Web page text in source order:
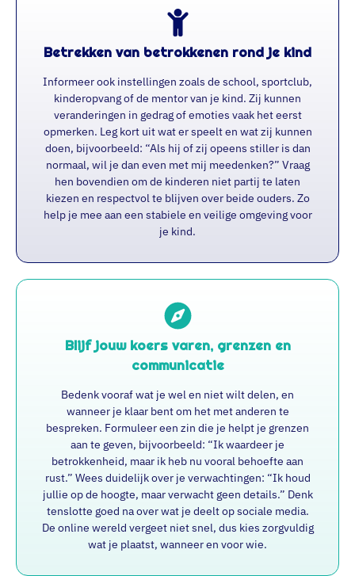
Betrekken van betrokkenen rond je kind
Informeer ook instellingen zoals de school, sportclub,
kinderopvang of de mentor van je kind. Zij kunnen
veranderingen in gedrag of emoties vaak het eerst
opmerken. Leg kort uit wat er speelt en wat zij kunnen
doen, bijvoorbeeld: “Als hij of zij opeens stiller is dan
normaal, wil je dan even met mij meedenken?” Vraag
hen bovendien om de kinderen niet partij te laten
kiezen en respectvol te blijven over beide ouders. Zo
help je mee aan een stabiele en veilige omgeving voor
je kind.
Blijf jouw koers varen, grenzen en
communicatie
Bedenk vooraf wat je wel en niet wilt delen, en
wanneer je klaar bent om het met anderen te
bespreken. Formuleer een zin die je helpt je grenzen
aan te geven, bijvoorbeeld: “Ik waardeer je
betrokkenheid, maar ik heb nu vooral behoefte aan
rust.” Wees duidelijk over je verwachtingen: “Ik houd
jullie op de hoogte, maar verwacht geen details.” Denk
tenslotte goed na over wat je deelt op sociale media.
De online wereld vergeet niet snel, dus kies zorgvuldig
wat je plaatst, wanneer en voor wie.